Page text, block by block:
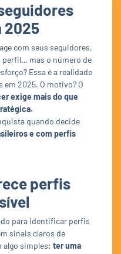
2025
com seus seguidores,
perfil… mas o número de
Essa é a realidade
em 2025. O motivo? O
exige mais do que
quando decide
e com perfis
perfis
para identificar perfis
sinais claros de
algo simples: ter uma